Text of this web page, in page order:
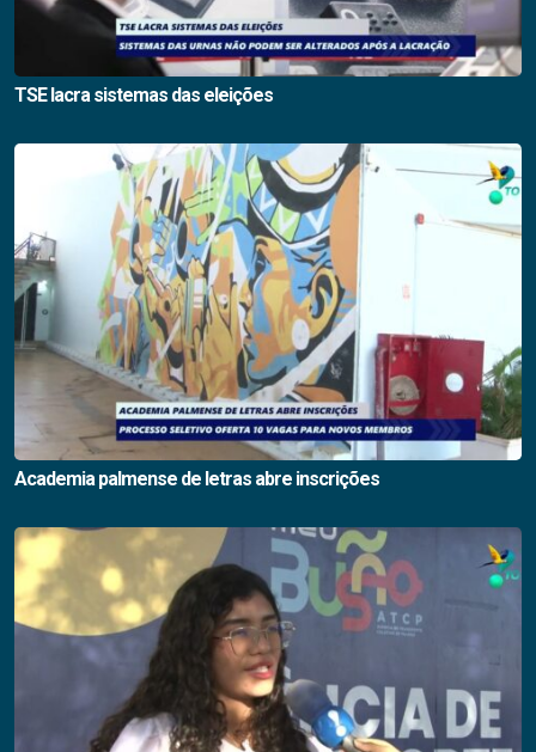
TSE lacra sistemas das eleições
Academia palmense de letras abre inscrições